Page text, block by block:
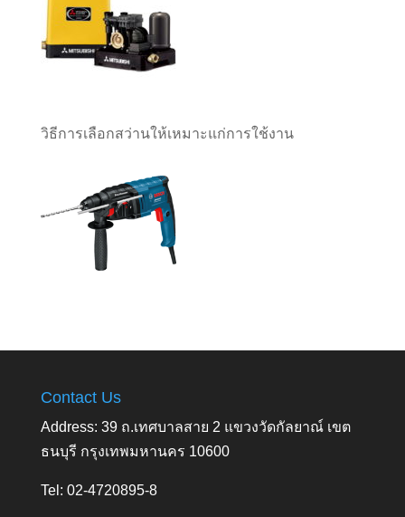
วิธีการเลือกสว่านให้เหมาะแก่การใช้งาน
Contact Us
Address: 39 ถ.เทศบาลสาย 2 แขวงวัดกัลยาณ์ เขต
ธนบุรี กรุงเทพมหานคร 10600
Tel: 02-4720895-8